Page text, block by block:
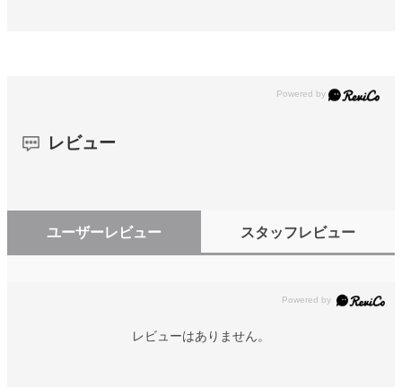
レビュー
ユーザーレビュー スタッフレビュー
レビューはありません。